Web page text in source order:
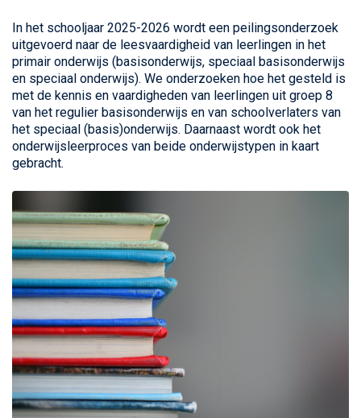
In het schooljaar 2025-2026 wordt een peilingsonderzoek
uitgevoerd naar de leesvaardigheid van leerlingen in het
primair onderwijs (basisonderwijs, speciaal basisonderwijs
en speciaal onderwijs). We onderzoeken hoe het gesteld is
met de kennis en vaardigheden van leerlingen uit groep 8
van het regulier basisonderwijs en van schoolverlaters van
het speciaal (basis)onderwijs. Daarnaast wordt ook het
onderwijsleerproces van beide onderwijstypen in kaart
gebracht.